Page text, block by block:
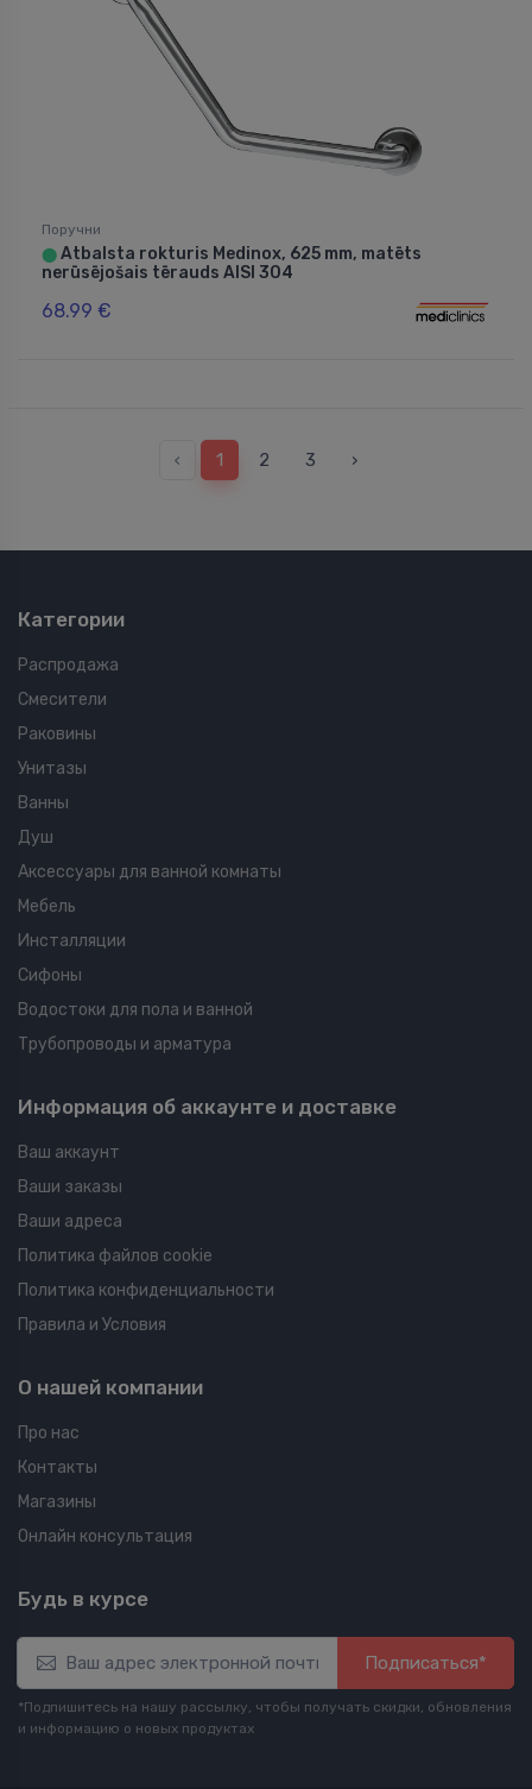
Поручни
⬤ Atbalsta rokturis Medinox, 625 mm, matēts
nerūsējošais tērauds AISI 304
68.99 €
‹ 1 2 3 ›
Категории
Распродажа
Смесители
Раковины
Унитазы
Ванны
Душ
Аксессуары для ванной комнаты
Мебель
Инсталляции
Сифоны
Водостоки для пола и ванной
Трубопроводы и арматура
Информация об аккаунте и доставке
Ваш аккаунт
Ваши заказы
Ваши адреса
Политика файлов cookie
Политика конфиденциальности
Правила и Условия
О нашей компании
Про нас
Контакты
Магазины
Онлайн консультация
Будь в курсе
Подписаться*
*Подпишитесь на нашу рассылку, чтобы получать скидки, обновления
и информацию о новых продуктах